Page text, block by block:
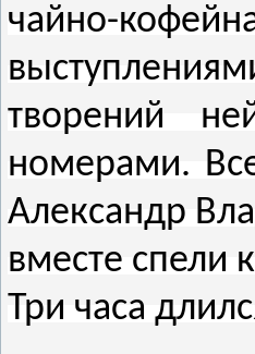
чайно-
творений
номерами.
Александр
вместе спели
Три часа